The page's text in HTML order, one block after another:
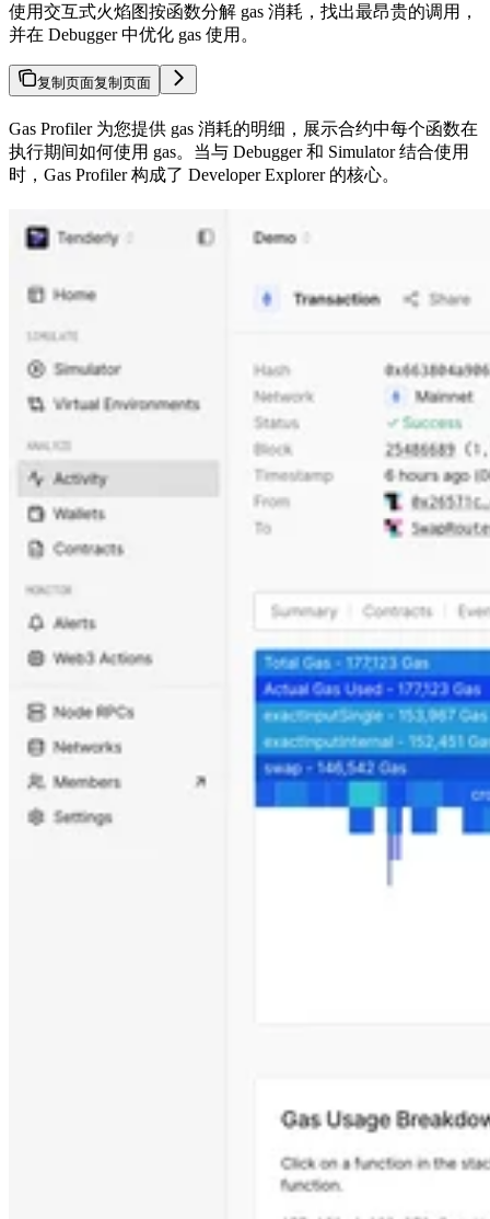
使用交互式火焰图按函数分解 gas 消耗，找出最昂贵的调用，
并在 Debugger 中优化 gas 使用。
复制页面复制页面
Gas Profiler 为您提供 gas 消耗的明细，展示合约中每个函数在
执行期间如何使用 gas。当与 Debugger 和 Simulator 结合使用
时，Gas Profiler 构成了 Developer Explorer 的核心。